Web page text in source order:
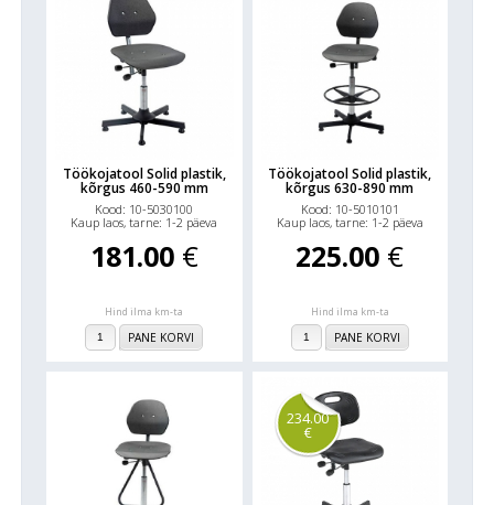
Töökojatool Solid plastik,
kõrgus 460-590 mm
Kood: 10-5030100
Kaup laos, tarne: 1-2 päeva
181.00 €
Hind ilma km-ta
PANE KORVI
Töökojatool Solid plastik,
kõrgus 630-890 mm
Kood: 10-5010101
Kaup laos, tarne: 1-2 päeva
225.00 €
Hind ilma km-ta
PANE KORVI
234.00
€